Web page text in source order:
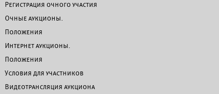
Регистрация очного участия
Очные аукционы.
Положения
Интернет аукционы.
Положения
Условия для участников
Видеотрансляция аукциона